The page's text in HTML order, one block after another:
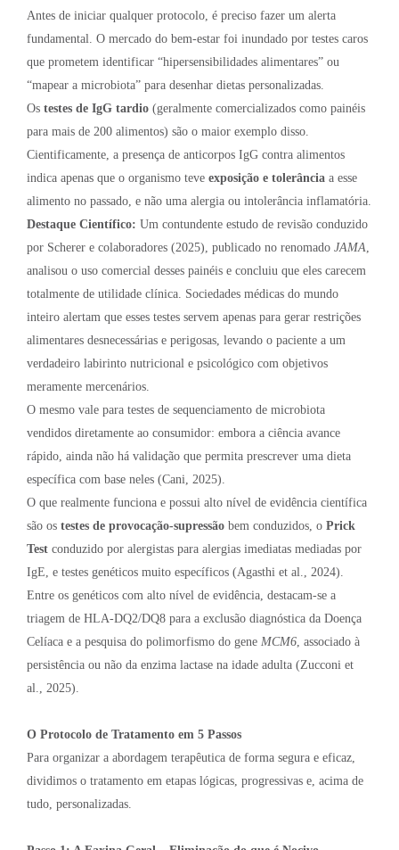
Antes de iniciar qualquer protocolo, é preciso fazer um alerta
fundamental. O mercado do bem-estar foi inundado por testes caros
que prometem identificar “hipersensibilidades alimentares” ou
“mapear a microbiota” para desenhar dietas personalizadas.
Os testes de IgG tardio (geralmente comercializados como painéis
para mais de 200 alimentos) são o maior exemplo disso.
Cientificamente, a presença de anticorpos IgG contra alimentos
indica apenas que o organismo teve exposição e tolerância a esse
alimento no passado, e não uma alergia ou intolerância inflamatória.
Destaque Científico: Um contundente estudo de revisão conduzido
por Scherer e colaboradores (2025), publicado no renomado JAMA,
analisou o uso comercial desses painéis e concluiu que eles carecem
totalmente de utilidade clínica. Sociedades médicas do mundo
inteiro alertam que esses testes servem apenas para gerar restrições
alimentares desnecessárias e perigosas, levando o paciente a um
verdadeiro labirinto nutricional e psicológico com objetivos
meramente mercenários.
O mesmo vale para testes de sequenciamento de microbiota
vendidos diretamente ao consumidor: embora a ciência avance
rápido, ainda não há validação que permita prescrever uma dieta
específica com base neles (Cani, 2025).
O que realmente funciona e possui alto nível de evidência científica
são os testes de provocação-supressão bem conduzidos, o Prick
Test conduzido por alergistas para alergias imediatas mediadas por
IgE, e testes genéticos muito específicos (Agasthi et al., 2024).
Entre os genéticos com alto nível de evidência, destacam-se a
triagem de HLA-DQ2/DQ8 para a exclusão diagnóstica da Doença
Celíaca e a pesquisa do polimorfismo do gene MCM6, associado à
persistência ou não da enzima lactase na idade adulta (Zucconi et
al., 2025).
O Protocolo de Tratamento em 5 Passos
Para organizar a abordagem terapêutica de forma segura e eficaz,
dividimos o tratamento em etapas lógicas, progressivas e, acima de
tudo, personalizadas.